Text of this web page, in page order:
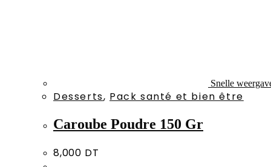
Snelle
Desserts, Pack santé et bien être
Caroube Poudre 150 Gr
8,000 DT